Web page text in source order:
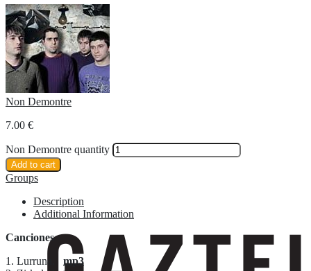
Non Demontre
7.00 €
Non Demontre quantity
Add to cart
Groups
Description
Additional Information
Canciones
1. Lurruna. mp3